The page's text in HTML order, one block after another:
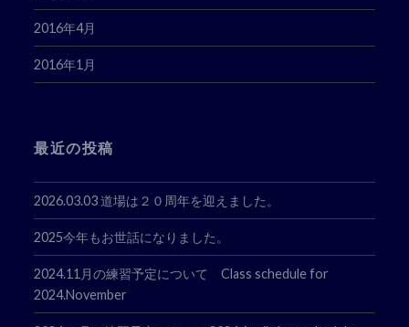
2016年4月
2016年1月
最近の投稿
2026.03.03 道場は２０周年を迎えました。
2025今年もお世話になりました。
2024.11月の練習予定について Class schedule for
2024.November